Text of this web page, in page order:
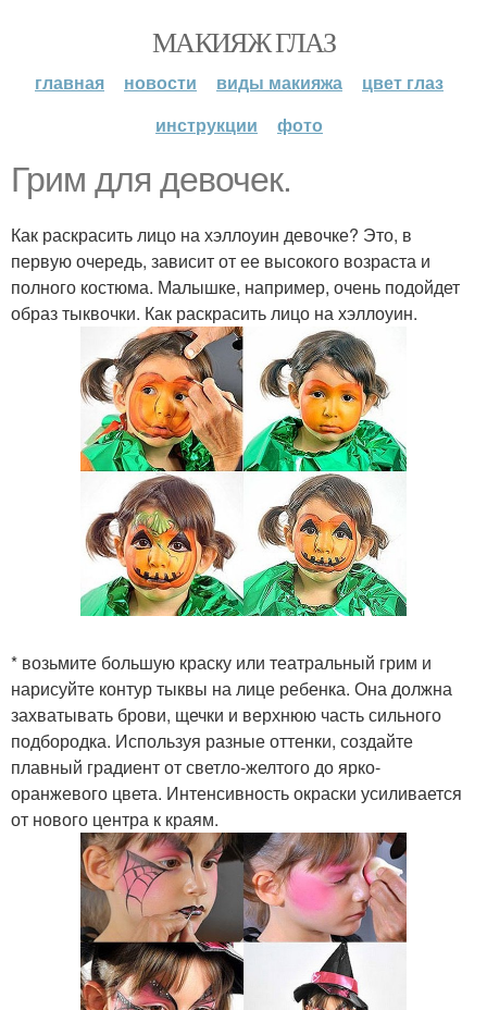
МАКИЯЖ ГЛАЗ
главная новости виды макияжа
цвет глаз
инструкции
фото
Грим для девочек.
Как раскрасить лицо на хэллоуин девочке? Это, в
первую очередь, зависит от ее высокого возраста и
полного костюма. Малышке, например, очень подойдет
образ тыквочки. Как раскрасить лицо на хэллоуин.
* возьмите большую краску или театральный грим и
нарисуйте контур тыквы на лице ребенка. Она должна
захватывать брови, щечки и верхнюю часть сильного
подбородка. Используя разные оттенки, создайте
плавный градиент от светло-желтого до ярко-
оранжевого цвета. Интенсивность окраски усиливается
от нового центра к краям.